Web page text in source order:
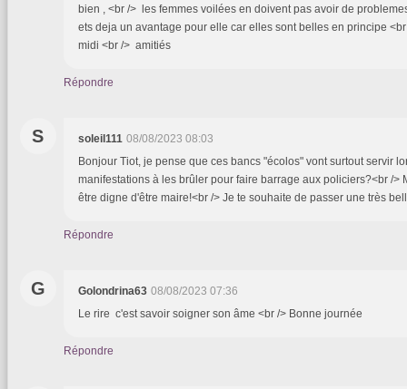
bien , <br /> les femmes voilées en doivent pas avoir de
ets deja un avantage pour elle car elles sont belles en principe
midi <br /> amitiés
Répondre
S soleil111 08/08/2023 08:03
Bonjour Tiot, je pense que ces bancs "écolos" vont surtout servir
manifestations à les brûler pour faire barrage aux policiers?<br />
être digne d'être maire!<br /> Je te souhaite de passer une très
Répondre
G Golondrina63 08/08/2023 07:36
Le rire c'est savoir soigner son âme <br /> Bonne journée
Répondre